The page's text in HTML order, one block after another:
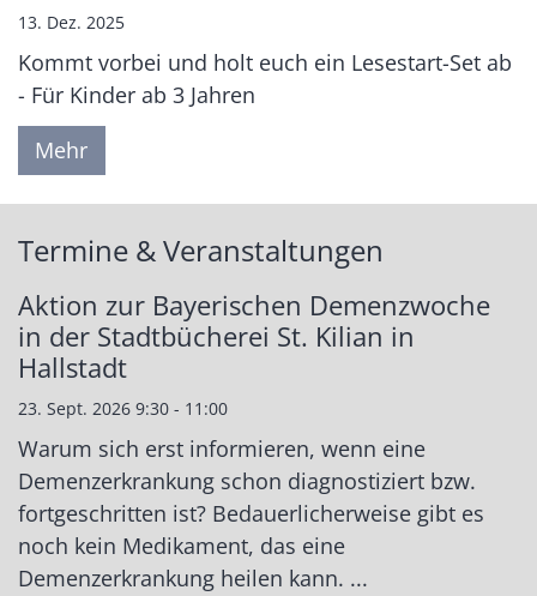
13. Dez. 2025
Kommt vorbei und holt euch ein Lesestart-Set ab
- Für Kinder ab 3 Jahren
Mehr
Termine & Veranstaltungen
Aktion zur Bayerischen Demenzwoche
in der Stadtbücherei St. Kilian in
Hallstadt
23. Sept. 2026 9:30 - 11:00
Warum sich erst informieren, wenn eine
Demenzerkrankung schon diagnostiziert bzw.
fortgeschritten ist? Bedauerlicherweise gibt es
noch kein Medikament, das eine
Demenzerkrankung heilen kann. ...